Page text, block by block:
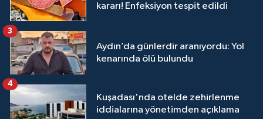
kararı! Enfeksiyon tespit edildi
Aydın’da günlerdir aranıyordu: Yol
kenarında ölü bulundu
3
Kuşadası'nda otelde zehirlenme
iddialarına yönetimden açıklama
4